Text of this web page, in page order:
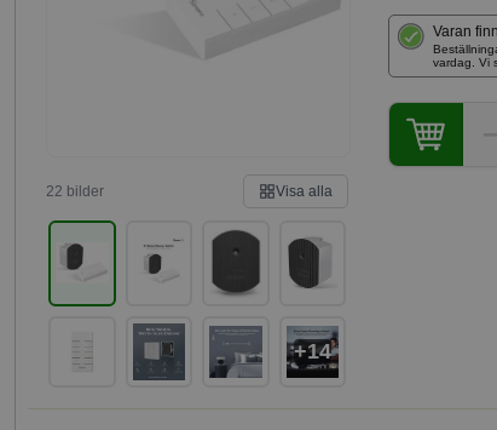
22 bilder Visa alla
+14
Varan
vardag. Vi